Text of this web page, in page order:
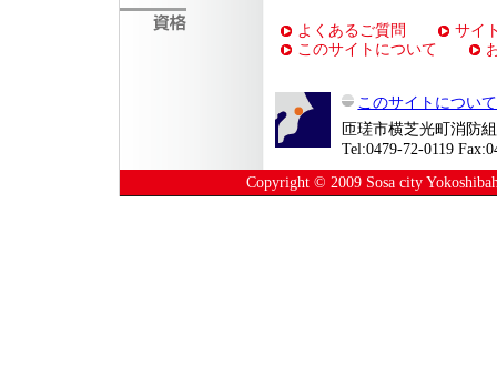
よくあるご質問
サイ
このサイトについて
このサイトについて
匝瑳市横芝光町消防
Tel:0479-72-0119
Copyright © 2009 Sosa city